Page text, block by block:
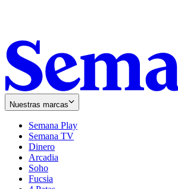
Nuestras marcas
Semana Play
Semana TV
Dinero
Arcadia
Soho
in
Fucsia